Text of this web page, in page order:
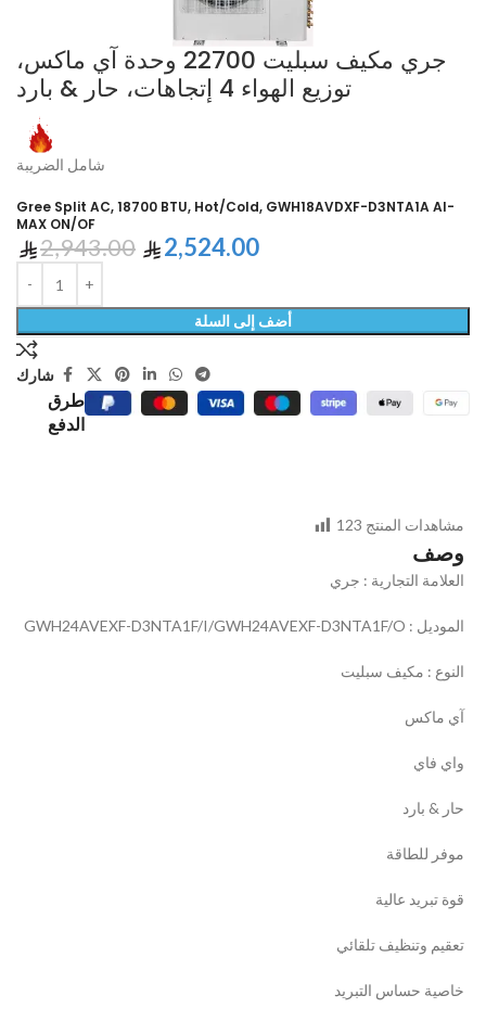
جري مكيف سبليت 22700 وحدة آي ماكس،
توزيع الهواء 4 إتجاهات، حار & بارد
شامل الضريبة
Gree Split AC, 18700 BTU, Hot/Cold, GWH18AVDXF-D3NTA1A AI-
MAX ON/OF
2,943.00 2,524.00
أضف إلى السلة
شارك
طرق
الدفع
مشاهدات المنتج 123
وصف
العلامة التجارية : جري
الموديل : GWH24AVEXF-D3NTA1F/I/GWH24AVEXF-D3NTA1F/O
النوع : مكيف سبليت
آي ماكس
واي فاي
حار & بارد
موفر للطاقة
قوة تبريد عالية
تعقيم وتنظيف تلقائي
خاصية حساس التبريد